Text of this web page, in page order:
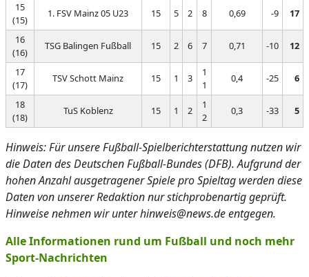
15
(15)
1. FSV Mainz 05 U23 15 5 2 8 0,69 -9 17
16
(16)
TSG Balingen Fußball 15 2 6 7 0,71 -10 12
17
(17)
TSV Schott Mainz 15 1 3
1
1
0,4 -25 6
18
(18)
TuS Koblenz 15 1 2
1
2
0,3 -33 5
Hinweis: Für unsere Fußball-Spielberichterstattung nutzen wir
die Daten des Deutschen Fußball-Bundes (DFB). Aufgrund der
hohen Anzahl ausgetragener Spiele pro Spieltag werden diese
Daten von unserer Redaktion nur stichprobenartig geprüft.
Hinweise nehmen wir unter hinweis@news.de entgegen.
Alle Informationen rund um Fußball und noch mehr
Sport-Nachrichten